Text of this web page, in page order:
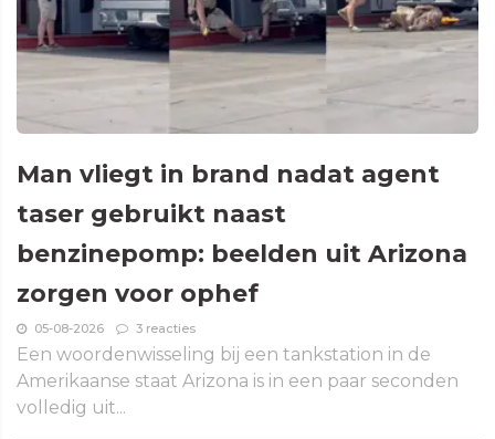
Man vliegt in brand nadat agent
taser gebruikt naast
benzinepomp: beelden uit Arizona
zorgen voor ophef
05-08-2026 3 reacties
Een woordenwisseling bij een tankstation in de
Amerikaanse staat Arizona is in een paar seconden
volledig uit...